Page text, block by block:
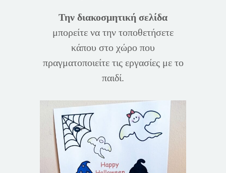
Την διακοσμητική σελίδα
μπορείτε να την τοποθετήσετε
κάπου στο χώρο που
πραγματοποιείτε τις εργασίες με το
παιδί.